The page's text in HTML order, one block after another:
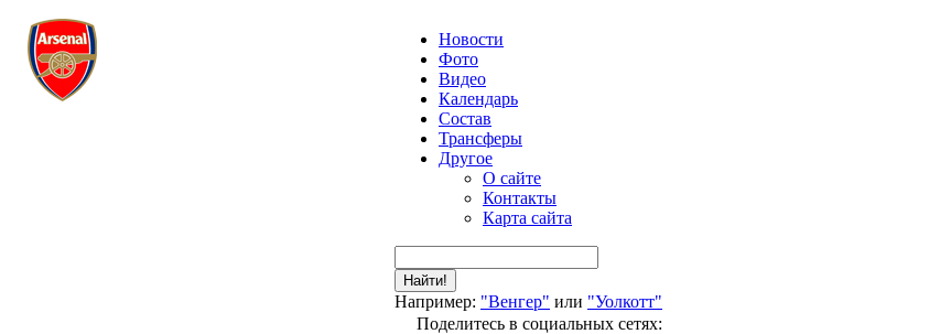
Новости
Фото
Видео
Календарь
Состав
Трансферы
Другое
О сайте
Контакты
Карта сайта
Найти!
Например: "Венгер" или "Уолкотт"
Поделитесь в социальных сетях: